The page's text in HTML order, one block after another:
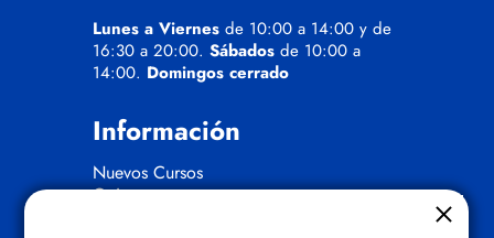
Lunes a Viernes de 10:00 a 14:00 y de
16:30 a 20:00. Sábados de 10:00 a
14:00. Domingos cerrado
Información
Nuevos Cursos
Quienes somos